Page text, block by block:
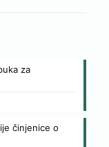
za
činjenice o